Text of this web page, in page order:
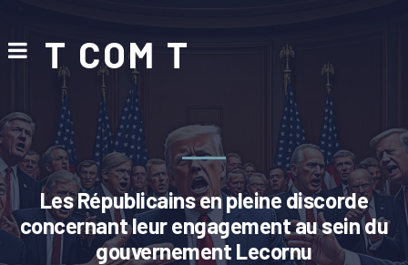
T COM T
Les Républicains en pleine discorde
concernant leur engagement au sein du
gouvernement Lecornu